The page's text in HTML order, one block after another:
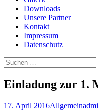
Downloads
Unsere Partner
Kontakt
Impressum
Datenschutz
Suchen
nach:
Einladung zur 1.
17. April 2016Allgemein